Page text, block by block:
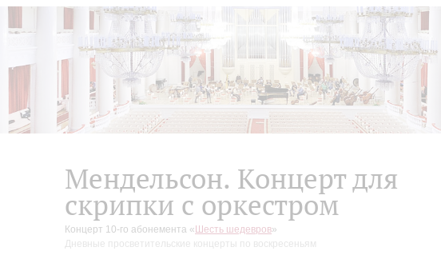
Мендельсон. Концерт для
скрипки с оркестром
Концерт 10-го абонемента « Шесть шедевров»
Дневные просветительские концерты по воскресеньям